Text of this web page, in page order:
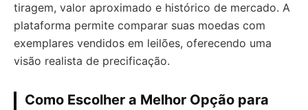
tiragem, valor aproximado e histórico de mercado. A
plataforma permite comparar suas moedas com
exemplares vendidos em leilões, oferecendo uma
visão realista de precificação.
Como Escolher a Melhor Opção para